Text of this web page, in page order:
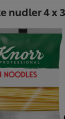
nudler 4 x